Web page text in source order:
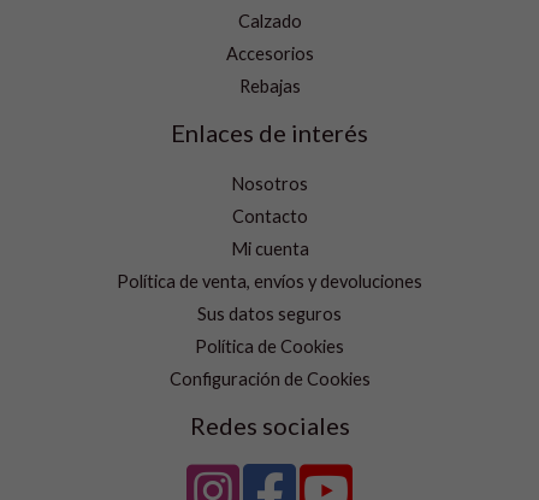
Calzado
Accesorios
Rebajas
Enlaces de interés
Nosotros
Contacto
Mi cuenta
Política de venta, envíos y devoluciones
Sus datos seguros
Política de Cookies
Configuración de Cookies
Redes sociales